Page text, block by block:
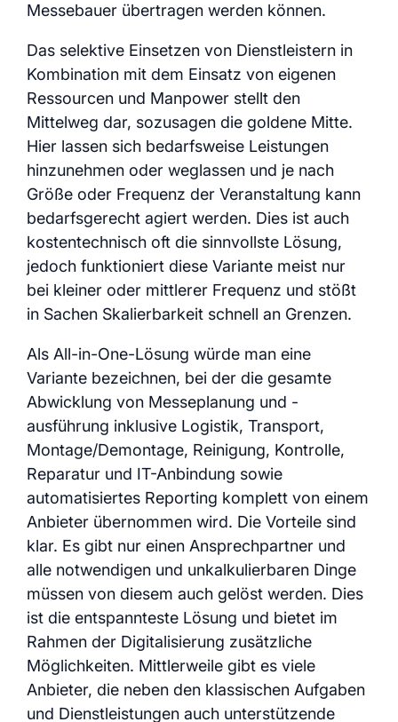
Messebauer übertragen werden können.
Das selektive Einsetzen von Dienstleistern in
Kombination mit dem Einsatz von eigenen
Ressourcen und Manpower stellt den
Mittelweg dar, sozusagen die goldene Mitte.
Hier lassen sich bedarfsweise Leistungen
hinzunehmen oder weglassen und je nach
Größe oder Frequenz der Veranstaltung kann
bedarfsgerecht agiert werden. Dies ist auch
kostentechnisch oft die sinnvollste Lösung,
jedoch funktioniert diese Variante meist nur
bei kleiner oder mittlerer Frequenz und stößt
in Sachen Skalierbarkeit schnell an Grenzen.
Als All-in-One-Lösung würde man eine
Variante bezeichnen, bei der die gesamte
Abwicklung von Messeplanung und -
ausführung inklusive Logistik, Transport,
Montage/Demontage, Reinigung, Kontrolle,
Reparatur und IT-Anbindung sowie
automatisiertes Reporting komplett von einem
Anbieter übernommen wird. Die Vorteile sind
klar. Es gibt nur einen Ansprechpartner und
alle notwendigen und unkalkulierbaren Dinge
müssen von diesem auch gelöst werden. Dies
ist die entspannteste Lösung und bietet im
Rahmen der Digitalisierung zusätzliche
Möglichkeiten. Mittlerweile gibt es viele
Anbieter, die neben den klassischen Aufgaben
und Dienstleistungen auch unterstützende